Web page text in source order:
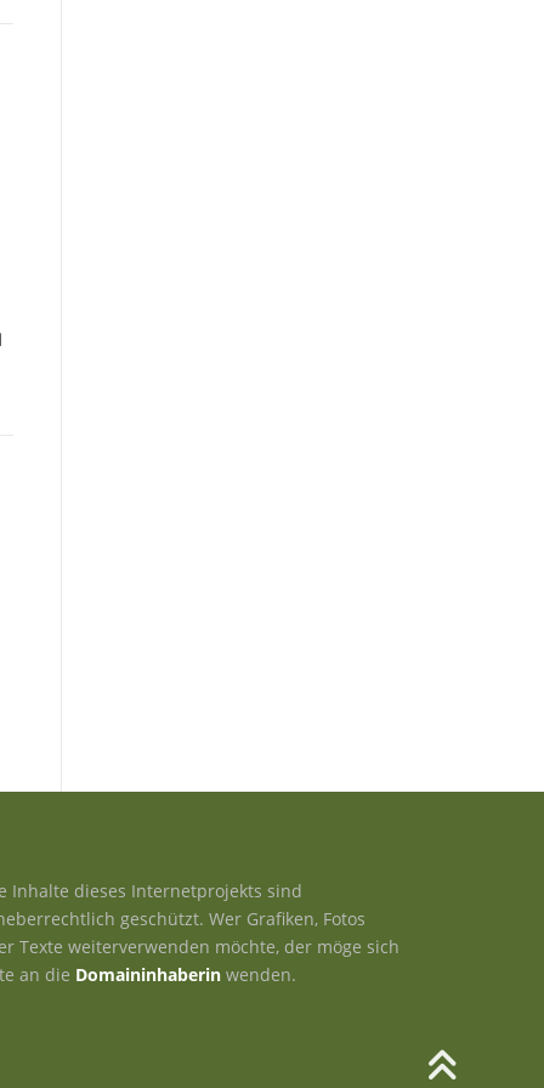
Inhalte dieses Internetprojekts sind
geschützt. Wer Grafiken, Fotos
Texte weiterverwenden möchte, der möge sich
an die Domaininhaberin wenden.